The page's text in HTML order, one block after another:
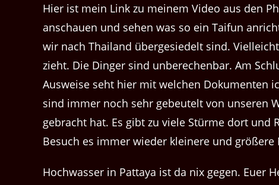
Hier ist mein Link zu meinem Video aus den
anschauen und sehen was so ein Taifun
wir nach Thailand übergesiedelt sind.
zieht. Die Dinger sind unberechenbar. Am
Ausweise seht hier mit welchen Dokumenten
sind immer noch sehr gebeutelt von unseren
gebracht hat. Es gibt zu viele Stürme dort
Besuch es immer wieder kleinere und
Hochwasser in Pattaya ist da nix gegen. Euer